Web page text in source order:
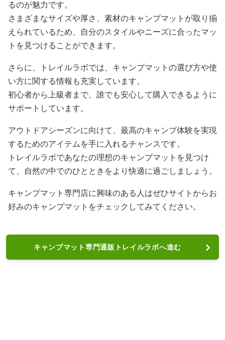
るのが魅力です。
さまざまなサイズや厚さ、素材のキャンプマットが取り揃
えられているため、自分のスタイルやニーズに合ったマッ
トを見つけることができます。
さらに、トレイルラボでは、キャンプマットの選び方や使
い方に関する情報も充実しています。
初心者から上級者まで、誰でも安心して購入できるように
サポートしています。
アウトドアシーズンに向けて、最高のキャンプ体験を実現
するためのアイテムを手に入れるチャンスです。
トレイルラボであなたの理想のキャンプマットを見つけ
て、自然の中でのひとときをより快適に過ごしましょう。
キャンプマット専門店に興味のある人はぜひサイトからお
好みのキャンプマットをチェックしてみてください。
キャンプマット専門通販トレイルラボへ進む